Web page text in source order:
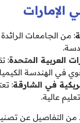
الإمارات
: من الجامعات
العربية المتحدة:
في الهندسة
في الشارقة:
عالية.
من التفاصيل عن